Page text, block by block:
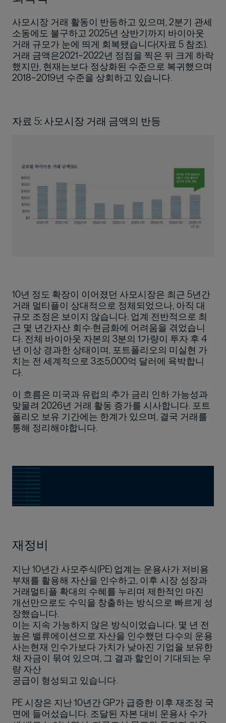
사모시장 거래 활동이 반등하고 있으며, 2분기 관세
소동에도 불구하고 2025년 상반기까지 바이아웃
거래 규모가 눈에 띄게 회복됐습니다(자료 5 참조).
거래 금액은2021~2022년 정점을 찍은 뒤 크게 하락
했지만, 현재는보다 정상화된 수준으로 복귀했으며
2018~2019년 수준을 상회하고 있습니다.
자료 5: 사모시장 거래 금액의 반등
10년 정도 확장이 이어졌던 사모시장은 최근 5년간
거래 멀티플이 상대적으로 정체되었으나, 아직 대
규모 조정은 보이지 않습니다. 업계 전반적으로 최
근 몇 년간자산 회수·현금화에 어려움을 겪었습니
다. 전체 바이아웃 자본의 3분의 1가량이 투자 후 4
년 이상 경과한 상태이며, 포트폴리오의 미실현 가
치는 전 세계적으로 3조5,000억 달러에 육박합니
다.
이 흐름은 미국과 유럽의 추가 금리 인하 가능성과
맞물려 2026년 거래 활동 증가를 시사합니다. 포트
폴리오 보유 기간에는 한계가 있으며, 결국 거래를
통해 정리해야합니다.
재정비
지난 10년간 사모주식(PE) 업계는 운용사가 저비용
부채를 활용해 자산을 인수하고, 이후 시장 성장과
거래멀티플 확대의 수혜를 누리며 제한적인 마진
개선만으로도 수익을 창출하는 방식으로 빠르게 성
장했습니다.
이는 지속 가능하지 않은 방식이었습니다. 몇 년 전
높은 밸류에이션으로 자산을 인수했던 다수의 운용
사는현재 인수가보다 가치가 낮아진 기업을 보유한
채 자금이 묶여 있으며, 그 결과 할인이 기대되는 우
량 자산
공급이 형성되고 있습니다.
PE 시장은 지난 10년간 GP가 급증한 이후 재조정 국
면에 들어섰습니다. 조달된 자본 대비 운용사 수가